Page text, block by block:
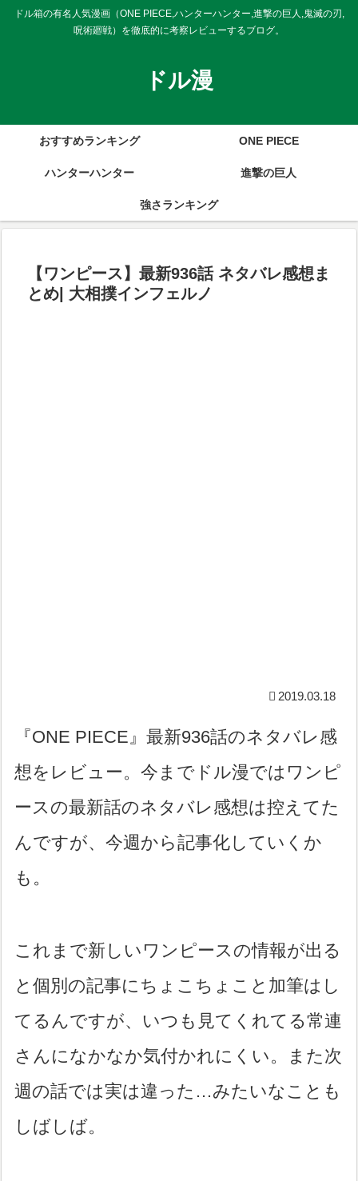
ドル箱の有名人気漫画（ONE PIECE,ハンターハンター,進撃の巨人,鬼滅の刃,
呪術廻戦）を徹底的に考察レビューするブログ。
ドル漫
おすすめランキング ONE PIECE
ハンターハンター 進撃の巨人
強さランキング
【ワンピース】最新936話 ネタバレ感想ま
とめ| 大相撲インフェルノ
2019.03.18
『ONE PIECE』最新936話のネタバレ感
想をレビュー。今までドル漫ではワンピ
ースの最新話のネタバレ感想は控えてた
んですが、今週から記事化していくか
も。
これまで新しいワンピースの情報が出る
と個別の記事にちょこちょこと加筆はし
てるんですが、いつも見てくれてる常連
さんになかなか気付かれにくい。また次
週の話では実は違った…みたいなことも
しばしば。